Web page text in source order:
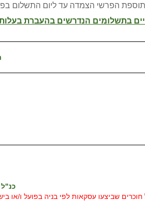
הפרשי הצמדה עד ליום התשלום
כנ"ל